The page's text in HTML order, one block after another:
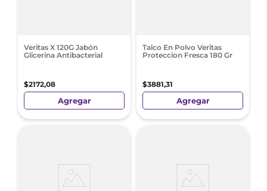
Veritas X 120G Jabón
Glicerina Antibacterial
$2172,08
Agregar
Talco En Polvo Veritas
Proteccion Fresca 180 Gr
$3881,31
Agregar